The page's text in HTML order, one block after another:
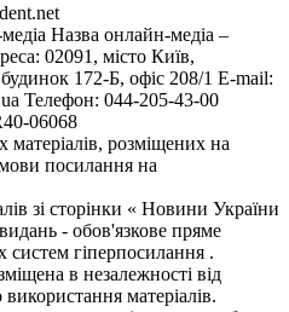
Назва онлайн-медіа –
02091, місто Київ,
172-Б, офіс 208/1 E-mail:
Телефон: 044-205-43-00
06068
матеріалів, розміщених на
посилання на
зі сторінки « Новини України
- обов'язкове пряме
систем гіперпосилання .
в незалежності від
матеріалів.